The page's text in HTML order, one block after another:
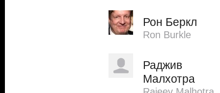
Рон Беркл
Ron Burkle
Раджив
Малхотра